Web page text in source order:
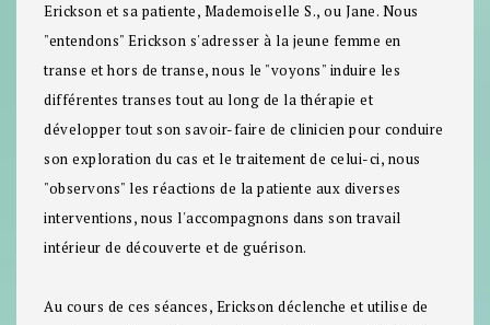
Erickson et sa patiente, Mademoiselle S., ou Jane. Nous
"entendons" Erickson s'adresser à la jeune femme en
transe et hors de transe, nous le "voyons" induire les
différentes transes tout au long de la thérapie et
développer tout son savoir-faire de clinicien pour conduire
son exploration du cas et le traitement de celui-ci, nous
"observons" les réactions de la patiente aux diverses
interventions, nous l'accompagnons dans son travail
intérieur de découverte et de guérison.
Au cours de ces séances, Erickson déclenche et utilise de